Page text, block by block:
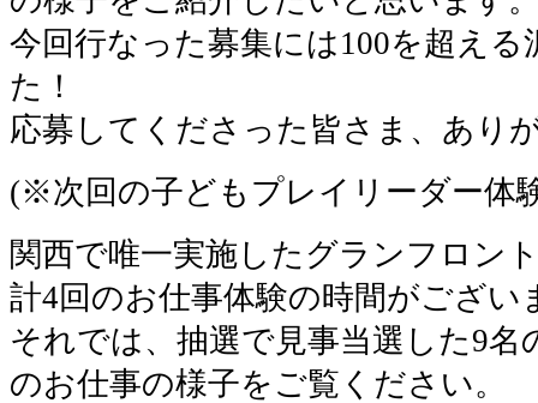
今回行なった募集には100を超え
た！
応募してくださった皆さま、あり
(※次回の子どもプレイリーダー体
関西で唯一実施したグランフロン
計4回のお仕事体験の時間がござい
それでは、抽選で見事当選した9
のお仕事の様子をご覧ください。